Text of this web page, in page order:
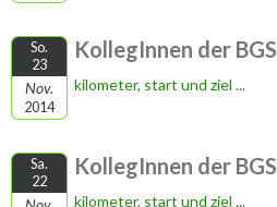
So.
23
Nov.
2014
KollegInnen der BGS
kilometer, start und ziel ...
Sa.
22
KollegInnen der BGS
kilometer, start und ziel ...